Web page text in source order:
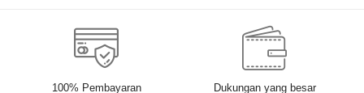
100% Pembayaran
Dukungan yang besar